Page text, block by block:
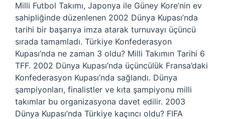
Milli Futbol Takımı, Japonya ile Güney Kore’nin ev
sahipliğinde düzenlenen 2002 Dünya Kupası’nda
tarihi bir başarıya imza atarak turnuvayı üçüncü
sırada tamamladı. Türkiye Konfederasyon
Kupası’nda ne zaman 3 oldu? Milli Takımın Tarihi 6
TFF. 2002 Dünya Kupası’nda üçüncülük Fransa’daki
Konfederasyon Kupası’nda sağlandı. Dünya
şampiyonları, finalistler ve kıta şampiyonu milli
takımlar bu organizasyona davet edilir. 2003
Dünya Kupası’nda Türkiye kaçıncı oldu? FIFA